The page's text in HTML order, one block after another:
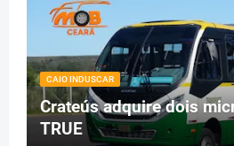
CAIO INDUSCAR
Crateús adquire dois
TRUE